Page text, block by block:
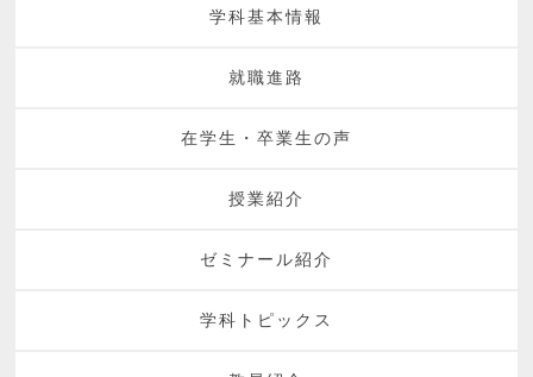
学科基本情報
就職進路
在学生・卒業生の声
授業紹介
ゼミナール紹介
学科トピックス